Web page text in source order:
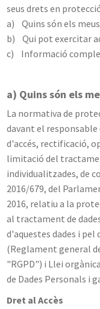
seus drets en
a) Quins són els
b) Qui pot exercitar
c) Informació
a) Quins són els
La normativa de
davant el
d'accés, rectificació,
limitació del
individualitzades, de
2016/679, del
2016, relatiu a la
al tractament de
d'aquestes dades i pel
(Reglament general
"RGPD") i Llei
de Dades Personals i
Dret al Accès